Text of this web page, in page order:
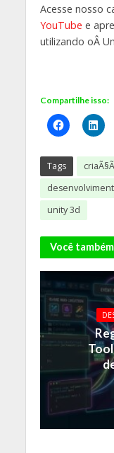
Acesse nosso
YouTube e
utilizando oÂ
Compartilhe isso:
Tags
unity 3d
Você